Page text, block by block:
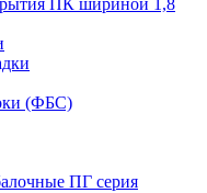
ПК шириной 1,8
(ФБС)
ПГ серия